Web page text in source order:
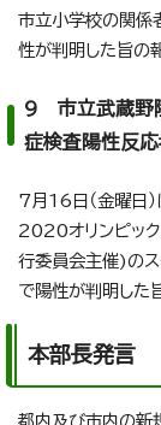
市立小学校の関係
性が判明した旨の
9 市立武蔵野
症検査陽性反
7月16日（金曜日
2020オリンピッ
行委員会主催)のス
で陽性が判明した
本部長発言
都内及び市内の新